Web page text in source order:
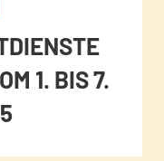
1. BIS 7.